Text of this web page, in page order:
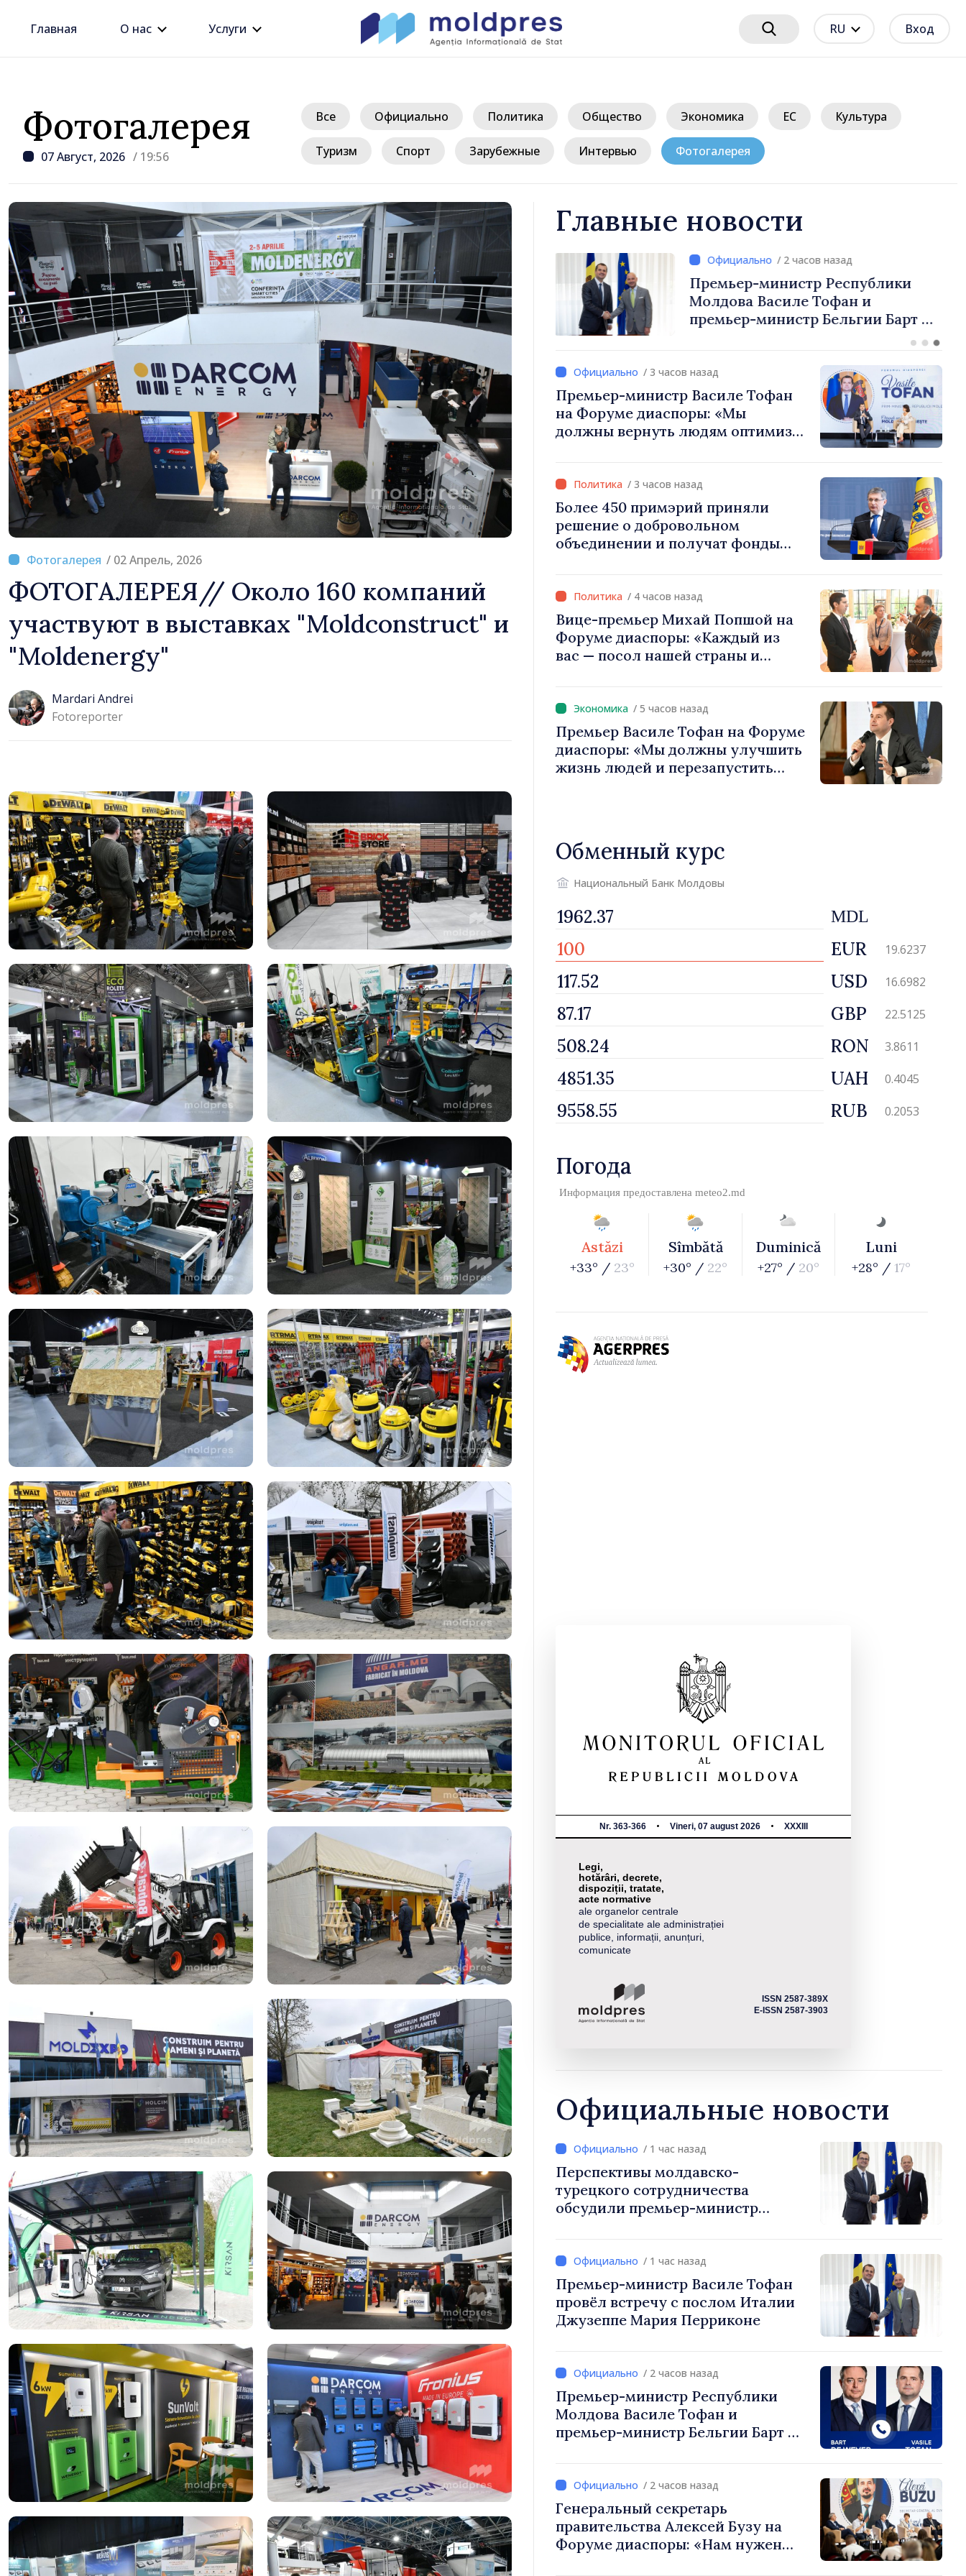
Главная О нас Услуги RU Вход
Фотогалерея
07 Август, 2026 / 19:56
Все Официально Политика Общество Экономика ЕС Культура
Туризм Спорт Зарубежные Интервью Фотогалерея
/ 02 Апрель, 2026
ФОТОГАЛЕРЕЯ// Около 160 компаний
участвуют в выставках "Moldconstruct" и
"Moldenergy"
Mardari Andrei
Fotoreporter
Главные новости
/ 1 час назад
Премьер-министр Василе Тофан
провёл встречу с послом Италии
Джузеппе Мария Перриконе
/ 2 часов назад
Премьер-министр Республики
Молдова Василе Тофан и
премьер-министр Бельгии Барт де
Вевер обсудили европейский путь
/ 3 часов назад
Премьер-министр Василе Тофан
на Форуме диаспоры: «Мы
должны вернуть людям оптимизм
правильном направлении»
/ 3 часов назад
Более 450 примэрий приняли
решение о добровольном
объединении и получат фонды
дать населённым пунктам шанс
развиваться»
/ 4 часов назад
Вице-премьер Михай Попшой на
Форуме диаспоры: «Каждый из
вас — посол нашей страны и
/ 5 часов назад
Премьер Василе Тофан на Форуме
диаспоры: «Мы должны улучшить
жизнь людей и перезапустить
Обменный курс
Национальный Банк Молдовы
MDL
EUR 19.6237
USD 16.6982
GBP 22.5125
RON 3.8611
UAH 0.4045
RUB 0.2053
Погода
Информация предоставлена meteo2.md
Astăzi
+33° / 23°
Sîmbătă
+30° / 22°
Duminică
+27° / 20°
Luni
+28° / 17°
Nr. 363-366 Vineri, 07 august 2026 XXXIII
Legi,
hotărâri, decrete,
dispoziții, tratate,
acte normative
ale organelor centrale
de specialitate ale administrației
publice, informații, anunțuri,
comunicate
ISSN 2587-389X
E-ISSN 2587-3903
Официальные новости
/ 1 час назад
Перспективы молдавско-
турецкого сотрудничества
обсудили премьер-министр
/ 1 час назад
Премьер-министр Василе Тофан
провёл встречу с послом Италии
Джузеппе Мария Перриконе
/ 2 часов назад
Премьер-министр Республики
Молдова Василе Тофан и
премьер-министр Бельгии Барт де
/ 2 часов назад
Генеральный секретарь
правительства Алексей Бузу на
Форуме диаспоры: «Нам нужен